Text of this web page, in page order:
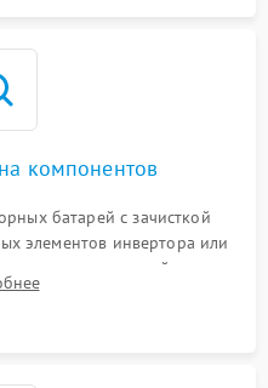
компонентов
батарей с зачисткой
элементов инвертора или
новых радиодеталей.
токоведущих дорожек и